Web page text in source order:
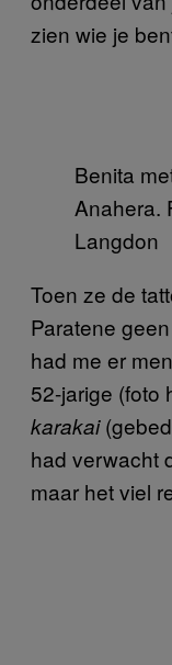
zien wie je
Benita
Anahera.
Langdon
Toen ze de
Paratene
had me er
52-jarige (foto
karakai
had verwacht
maar het viel